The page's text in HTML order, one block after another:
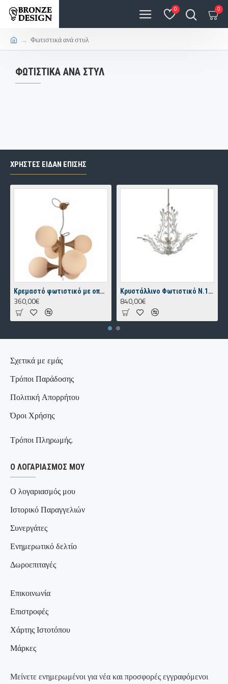
0 0
Φωτιστικά ανά στυλ
ΦΩΤΙΣΤΙΚΆ ΑΝΆ ΣΤΥΛ
ΧΡΗΣΤΕΣ ΕΙΔΑΝ ΕΠΙΣΗΣ
Κρεμαστό φωτιστικό με οπαλίνα. N.73 Nagia
360,00€
Κρυστάλλινο Φωτιστικό Ν.15 Macedonia
840,00€
Σχετικά με εμάς
Τρόποι Παράδοσης
Πολιτική Απορρήτου
Όροι Χρήσης
Τρόποι Πληρωμής.
Ο ΛΟΓΑΡΙΑΣΜΌΣ ΜΟΥ
Ο λογαριασμός μου
Ιστορικό Παραγγελιών
Συνεργάτες
Ενημερωτικό δελτίο
Δωροεπιταγές
Επικοινωνία
Επιστροφές
Χάρτης Ιστοτόπου
Μάρκες
Μείνετε ενημερωμένοι για νέα και προσφορές εγγραφόμενοι